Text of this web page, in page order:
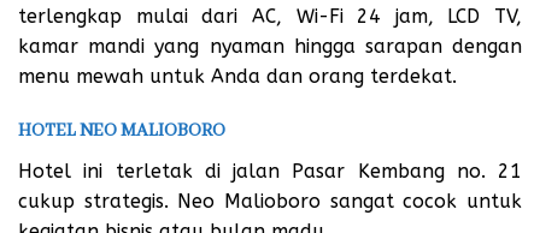
terlengkap mulai dari AC, Wi-Fi 24 jam, LCD TV,
kamar mandi yang nyaman hingga sarapan dengan
menu mewah untuk Anda dan orang terdekat.
HOTEL NEO MALIOBORO
Hotel ini terletak di jalan Pasar Kembang no. 21
cukup strategis. Neo Malioboro sangat cocok untuk